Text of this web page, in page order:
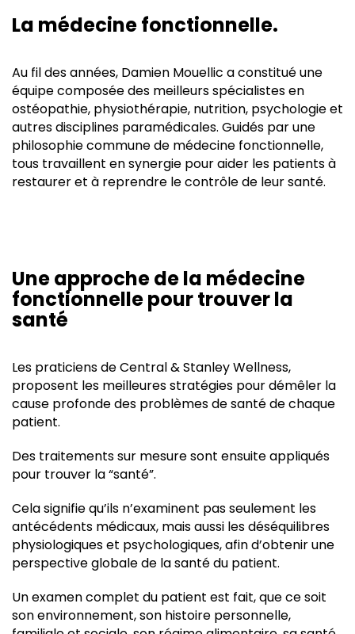
La médecine fonctionnelle.
Au fil des années, Damien Mouellic a constitué une
équipe composée des meilleurs spécialistes en
ostéopathie, physiothérapie, nutrition, psychologie et
autres disciplines paramédicales. Guidés par une
philosophie commune de médecine fonctionnelle,
tous travaillent en synergie pour aider les patients à
restaurer et à reprendre le contrôle de leur santé.
Une approche de la médecine
fonctionnelle pour trouver la
santé
Les praticiens de Central & Stanley Wellness,
proposent les meilleures stratégies pour démêler la
cause profonde des problèmes de santé de chaque
patient.
Des traitements sur mesure sont ensuite appliqués
pour trouver la “santé”.
Cela signifie qu’ils n’examinent pas seulement les
antécédents médicaux, mais aussi les déséquilibres
physiologiques et psychologiques, afin d’obtenir une
perspective globale de la santé du patient.
Un examen complet du patient est fait, que ce soit
son environnement, son histoire personnelle,